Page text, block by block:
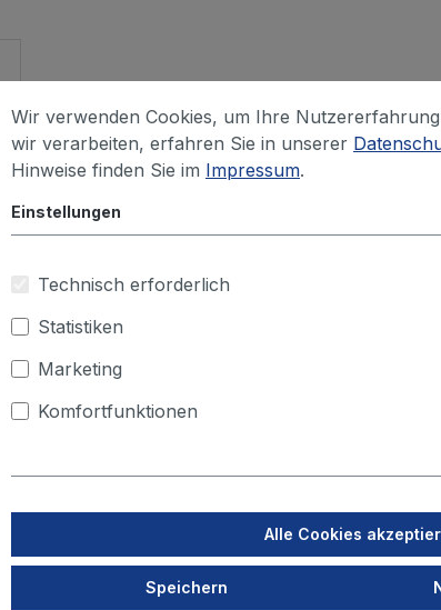
und einem LED-Leuchtmittel,
was für Ihre Anwendung
Wir verwenden Cookies, um Ihre
wir verarbeiten, erfahren Sie in unserer
Hinweise finden Sie im Impressum.
Einstellungen
Technisch erforderlich
Statistiken
Marketing
Komfortfunktionen
Alle Cookies
Speichern